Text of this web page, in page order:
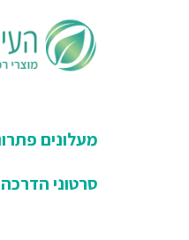
מעלונים
סרטוני